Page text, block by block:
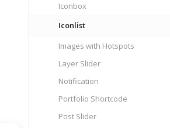
Iconbox
Iconlist
Images with Hotspots
Layer Slider
Notification
Portfolio Shortcode
Post Slider